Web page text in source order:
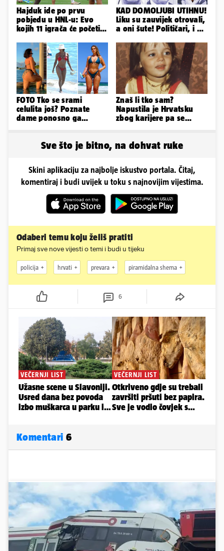
Hajduk ide po prvu
pobjedu u HNL-u: Evo
kojih 11 igrača će početi
KAD DOMOLJUBI UTIHNU!
Liku su zauvijek otrovali,
a oni šute! Političari, i vi
FOTO Tko se srami
celulita još? Poznate
dame ponosno ga
Znaš li tko sam?
Napustila je Hrvatsku
zbog karijere pa se
Sve što je bitno, na dohvat ruke
Skini aplikaciju za najbolje iskustvo portala. Čitaj,
komentiraj i budi uvijek u toku s najnovijim vijestima.
Odaberi temu koju želiš pratiti
Primaj sve nove vijesti o temi i budi u tijeku
policija hrvati prevara piramidalna shema
6
Komentari 6